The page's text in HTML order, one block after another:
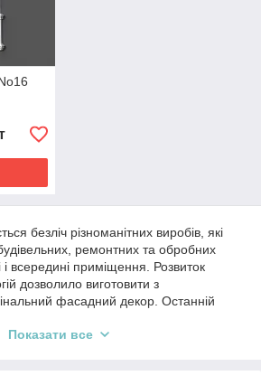
безліч різноманітних виробів, які
ремонтних та обробних
всередині приміщення. Розвиток
дозволило виготовити з
фасадний декор. Останній
вироби від виробника в Києві
Показати все